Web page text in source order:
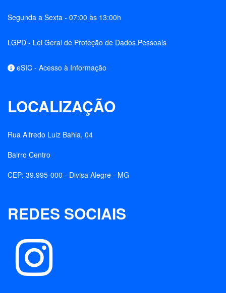
Segunda a Sexta - 07:00 às 13:00h
LGPD - Lei Geral de Proteção de Dados Pessoais
eSIC - Acesso à Informação
LOCALIZAÇÃO
Rua Alfredo Luiz Bahia, 04
Bairro Centro
CEP: 39.995-000 - Divisa Alegre - MG
REDES SOCIAIS